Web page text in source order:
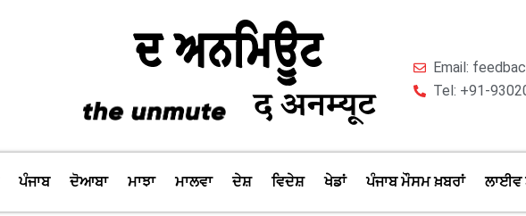
Email:
Tel: +91-
ਪੰਜਾਬ ਦੋਆਬਾ ਮਾਝਾ ਮਾਲਵਾ ਦੇਸ਼ ਵਿਦੇਸ਼ ਖੇਡਾਂ ਪੰਜਾਬ ਮੌਸਮ ਖ਼ਬਰਾਂ ਲਾਈਵ